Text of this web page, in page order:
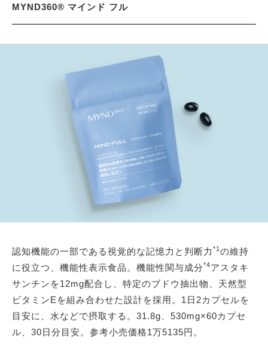
MYND360® マインド フル
認知機能の一部である視覚的な記憶力と判断力 *1 の維持
に役立つ、機能性表示食品。機能性関与成分*4アスタキ
サンチンを12mg配合し、特定のブドウ抽出物、天然型
ビタミンEを組み合わせた設計を採用。1日2カプセルを
目安に、水などで摂取する。31.8g、530mg×60カプセ
ル、30日分目安。参考小売価格1万5135円。